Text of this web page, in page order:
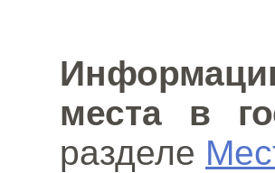
места в
разделе